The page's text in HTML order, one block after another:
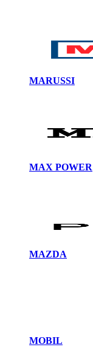
MARUSSI
MAX POWER
MAZDA
MOBIL